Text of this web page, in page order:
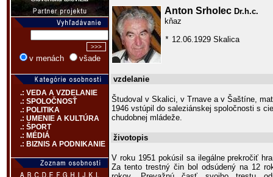
v menách všade
.: VEDA A VZDELANIE
.: SPOLOČNOSŤ
.: POLITIKA
.: UMENIE A KULTÚRA
.: ŠPORT
.: MÉDIÁ
.: BIZNIS A PODNIKANIE
Anton Srholec Dr.h.c.
kňaz
* 12.06.1929 Skalica
vzdelanie
Študoval v Skalici, v Trnave a v Šaštíne,
1946 vstúpil do saleziánskej spoločnosti s
chudobnej mládeže.
životopis
V roku 1951 pokúsil sa ilegálne prekročiť
Za tento trestný čin bol odsúdený na 12